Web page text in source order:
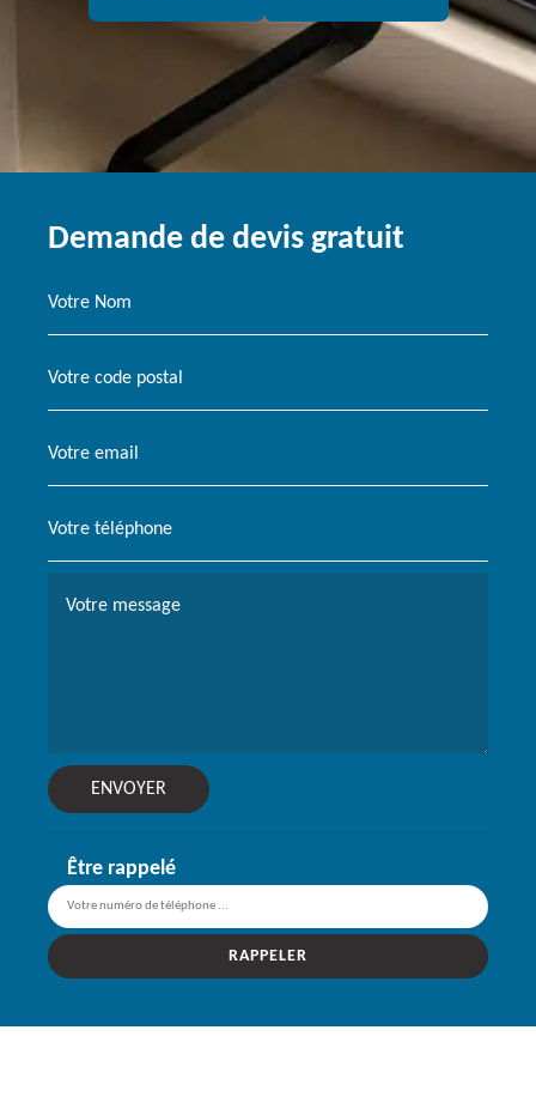
Demande de devis gratuit
Être rappelé